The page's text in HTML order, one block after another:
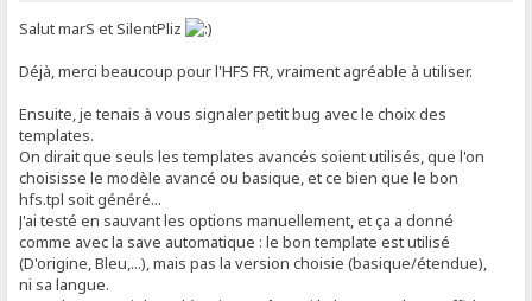
Salut marS et SilentPliz
Déjà, merci beaucoup pour l'HFS FR, vraiment agréable à utiliser.
Ensuite, je tenais à vous signaler petit bug avec le choix des
templates.
On dirait que seuls les templates avancés soient utilisés, que l'on
choisisse le modèle avancé ou basique, et ce bien que le bon
hfs.tpl soit généré...
J'ai testé en sauvant les options manuellement, et ça a donné
comme avec la save automatique : le bon template est utilisé
(D'origine, Bleu,...), mais pas la version choisie (basique/étendue),
ni sa langue.